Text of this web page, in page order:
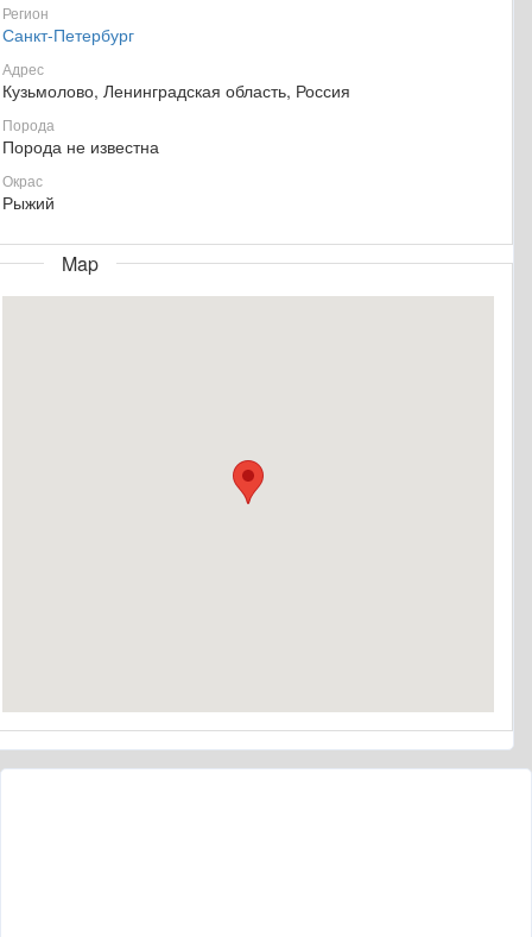
Регион
Санкт-Петербург
Адрес
Кузьмолово, Ленинградская область, Россия
Порода
Порода не известна
Окрас
Рыжий
Map